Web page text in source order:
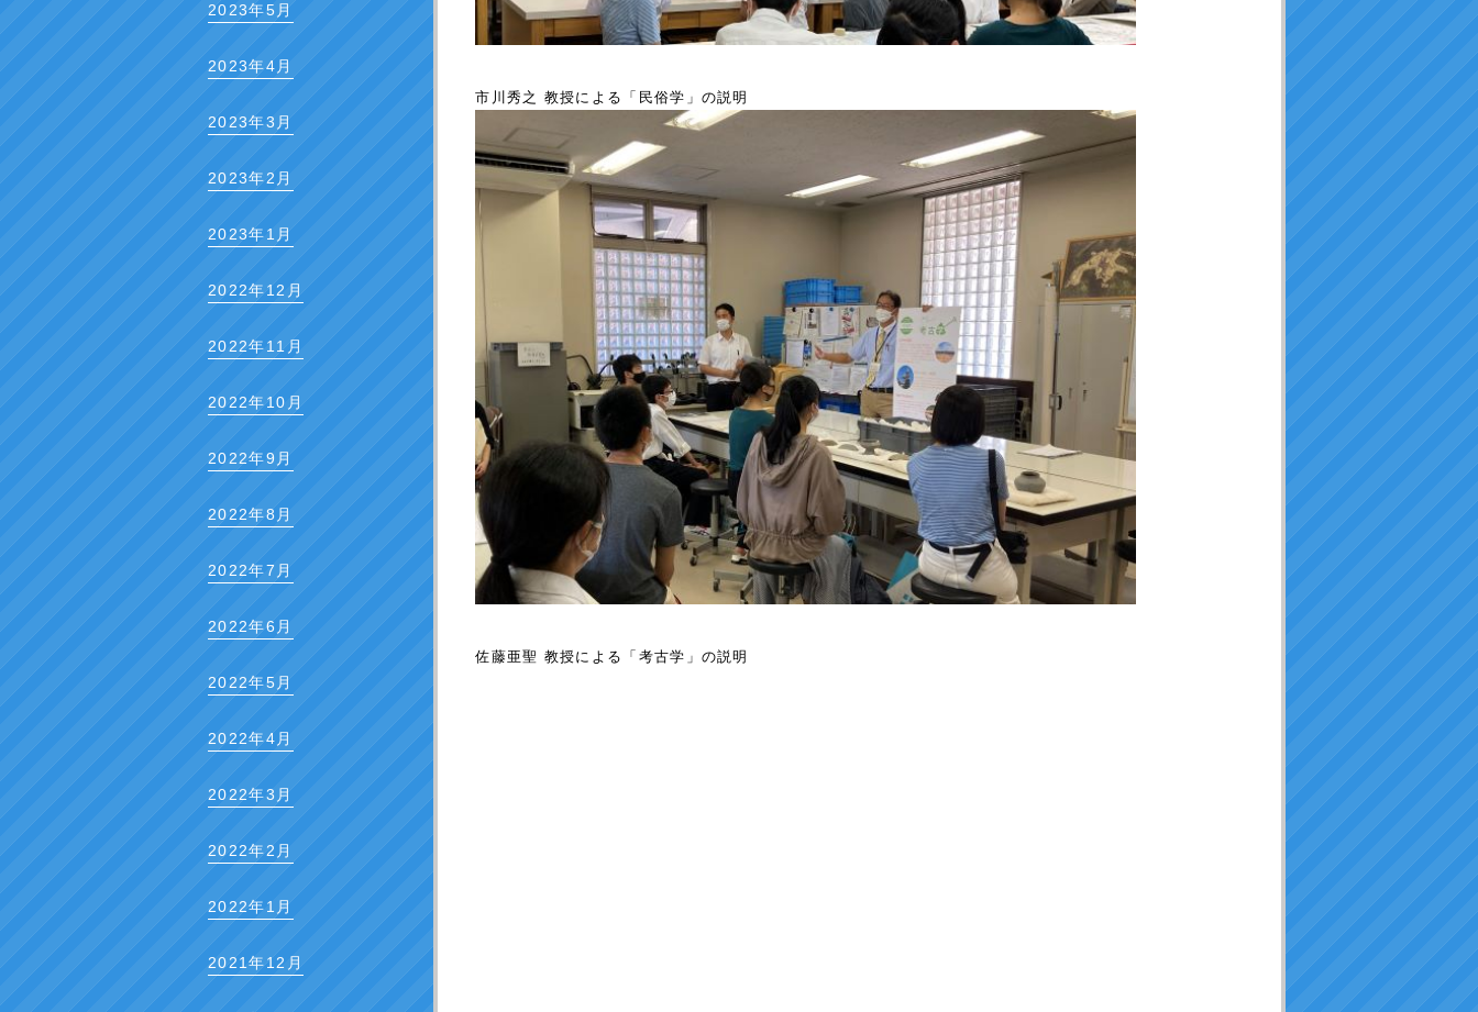
2023年5月
2023年4月
2023年3月
2023年2月
2023年1月
2022年12月
2022年11月
2022年10月
2022年9月
2022年8月
2022年7月
2022年6月
2022年5月
2022年4月
2022年3月
2022年2月
2022年1月
2021年12月
市川秀之 教授による「民俗学」の説明
佐藤亜聖 教授による「考古学」の説明